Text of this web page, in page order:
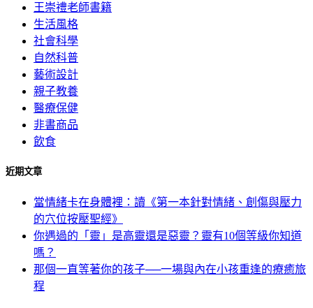
王崇禮老師書籍
生活風格
社會科學
自然科普
藝術設計
親子教養
醫療保健
非書商品
飲食
近期文章
當情緒卡在身體裡：讀《第一本針對情緒、創傷與壓力
的穴位按壓聖經》
你遇過的「靈」是高靈還是惡靈？靈有10個等級你知道
嗎？
那個一直等著你的孩子──一場與內在小孩重逢的療癒旅
程